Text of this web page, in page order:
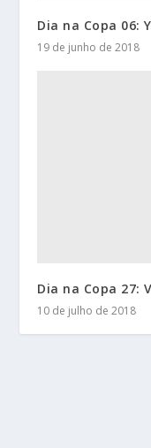
Dia na Copa 06:
19 de junho de 2018
Dia na Copa 27:
10 de julho de 2018